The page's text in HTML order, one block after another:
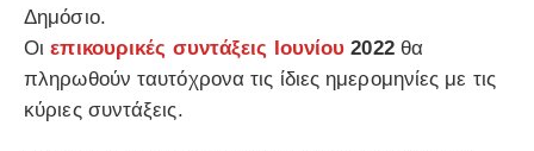
Δημόσιο.
Οιεπικουρικές συντάξεις Ιουνίου 2022θα
πληρωθούν ταυτόχρονα τις ίδιες ημερομηνίες με τις
κύριες συντάξεις.